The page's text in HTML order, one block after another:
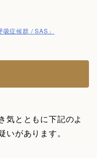
症候群 / SAS」
気とともに下記のよ
があります。